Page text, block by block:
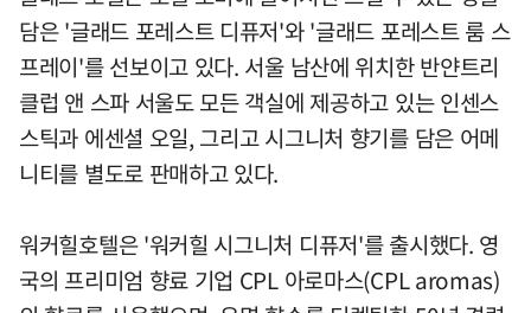
담은 '글래드 포레스트 디퓨저'와 '글래드 포레스트 룸 스
프레이'를 선보이고 있다. 서울 남산에 위치한 반얀트리
클럽 앤 스파 서울도 모든 객실에 제공하고 있는 인센스
스틱과 에센셜 오일, 그리고 시그니처 향기를 담은 어메
니티를 별도로 판매하고 있다.
워커힐호텔은 '워커힐 시그니처 디퓨저'를 출시했다. 영
국의 프리미엄 향료 기업 CPL 아로마스(CPL aromas)